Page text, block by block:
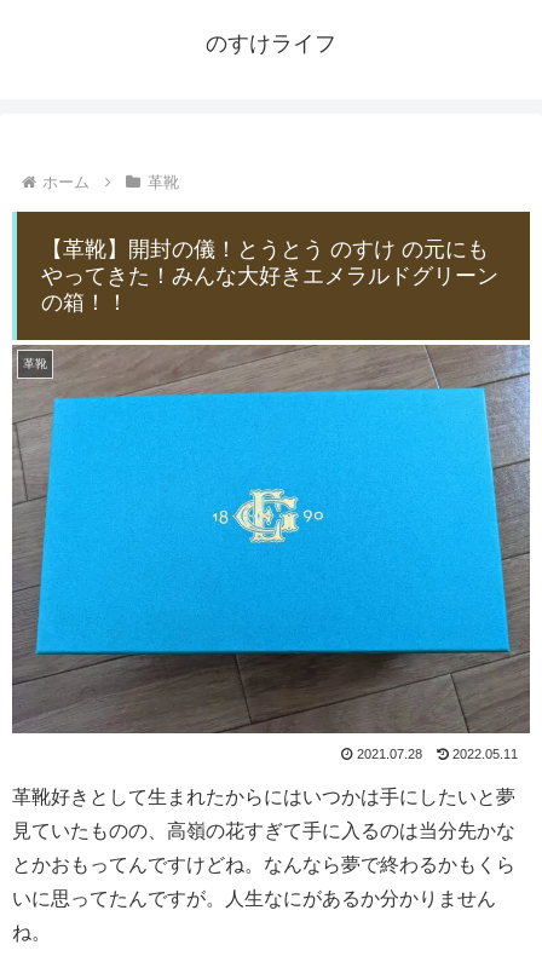
のすけライフ
ホーム 革靴
【革靴】開封の儀！とうとう のすけ の元にも
やってきた！みんな大好きエメラルドグリーン
の箱！！
革靴
2021.07.28 2022.05.11
革靴好きとして生まれたからにはいつかは手にしたいと夢
見ていたものの、高嶺の花すぎて手に入るのは当分先かな
とかおもってんですけどね。なんなら夢で終わるかもくら
いに思ってたんですが。人生なにがあるか分かりません
ね。